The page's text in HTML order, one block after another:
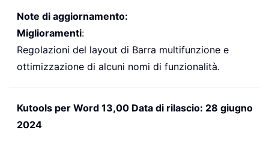
Note di aggiornamento:
Miglioramenti:
Regolazioni del layout di Barra multifunzione e
ottimizzazione di alcuni nomi di funzionalità.
Kutools per Word 13,00 Data di rilascio: 28 giugno
2024